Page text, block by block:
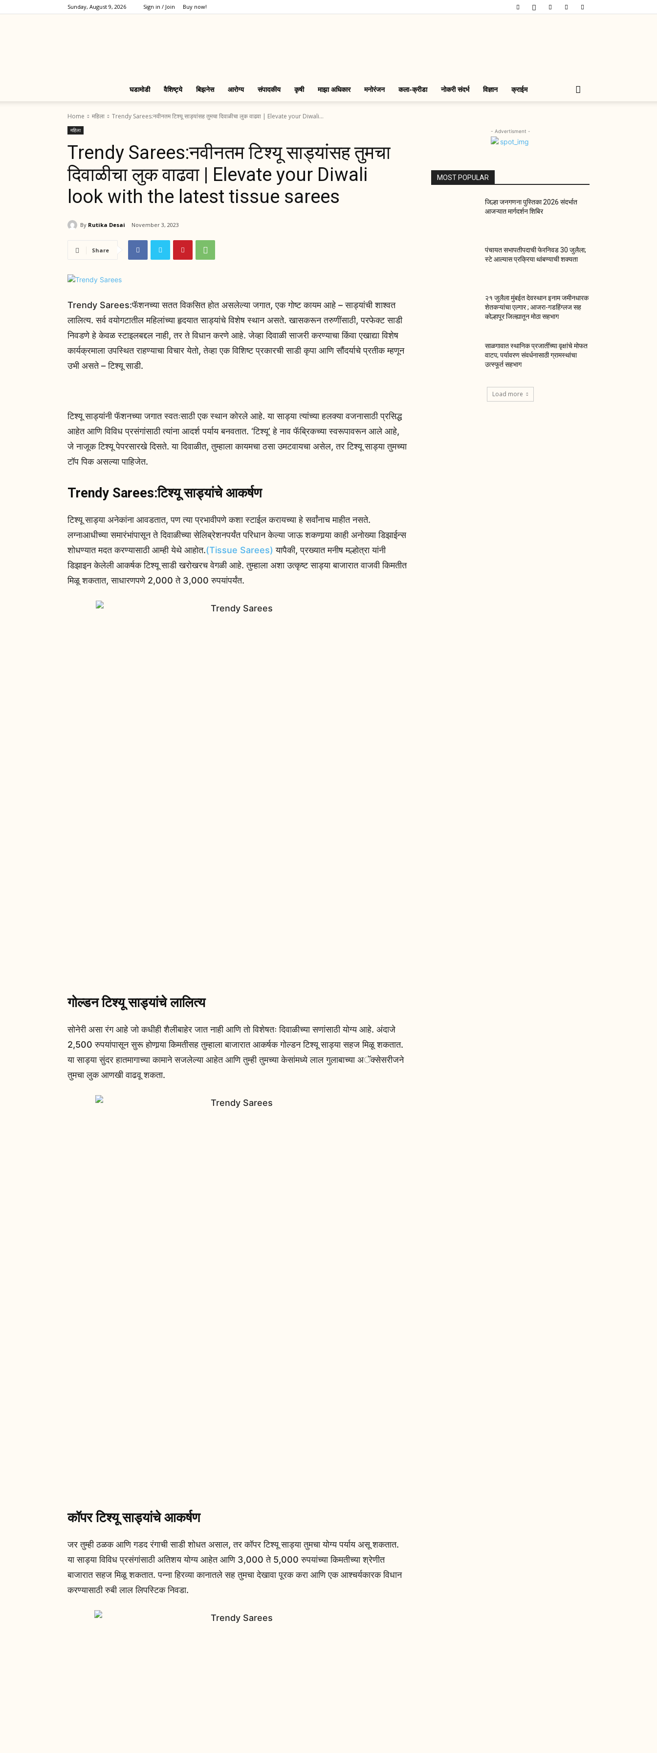
Sunday, August 9, 2026 Sign in / Join Buy now!
घडामोडी वैशिष्ट्ये बिझनेस आरोग्य संपादकीय कृषी माझा अधिकार मनोरंजन कला-क्रीडा नोकरी संदर्भ विज्ञान क्राईम
Home महिला Trendy Sarees:नवीनतम टिश्यू साड्यांसह तुमचा दिवाळीचा लुक वाढवा | Elevate your Diwali...
महिला
Trendy Sarees:नवीनतम टिश्यू साड्यांसह तुमचा
दिवाळीचा लुक वाढवा | Elevate your Diwali
look with the latest tissue sarees
By Rutika Desai November 3, 2023
Share
Trendy Sarees:फॅशनच्या सतत विकसित होत असलेल्या जगात, एक गोष्ट कायम आहे – साड्यांची शाश्वत
लालित्य. सर्व वयोगटातील महिलांच्या हृदयात साड्यांचे विशेष स्थान असते. खासकरून तरुणींसाठी, परफेक्ट साडी
निवडणे हे केवळ स्टाइलबद्दल नाही, तर ते विधान करणे आहे. जेव्हा दिवाळी साजरी करण्याचा किंवा एखाद्या विशेष
कार्यक्रमाला उपस्थित राहण्याचा विचार येतो, तेव्हा एक विशिष्ट प्रकारची साडी कृपा आणि सौंदर्याचे प्रतीक म्हणून
उभी असते – टिश्यू साडी.
टिश्यू साड्यांनी फॅशनच्या जगात स्वतःसाठी एक स्थान कोरले आहे. या साड्या त्यांच्या हलक्या वजनासाठी प्रसिद्ध
आहेत आणि विविध प्रसंगांसाठी त्यांना आदर्श पर्याय बनवतात. ‘टिश्यू’ हे नाव फॅब्रिकच्या स्वरूपावरून आले आहे,
जे नाजूक टिश्यू पेपरसारखे दिसते. या दिवाळीत, तुम्‍हाला कायमचा ठसा उमटवायचा असेल, तर टिश्यू साड्या तुमच्‍या
टॉप पिक असल्‍या पाहिजेत.
Trendy Sarees:टिश्यू साड्यांचे आकर्षण
टिश्यू साड्या अनेकांना आवडतात, पण त्या प्रभावीपणे कशा स्टाईल करायच्या हे सर्वांनाच माहीत नसते.
लग्नाआधीच्या समारंभांपासून ते दिवाळीच्या सेलिब्रेशनपर्यंत परिधान केल्या जाऊ शकणार्‍या काही अनोख्या डिझाईन्स
शोधण्यात मदत करण्यासाठी आम्ही येथे आहोत.(Tissue Sarees) यापैकी, प्रख्यात मनीष मल्होत्रा यांनी
डिझाइन केलेली आकर्षक टिश्यू साडी खरोखरच वेगळी आहे. तुम्हाला अशा उत्कृष्ट साड्या बाजारात वाजवी किमतीत
मिळू शकतात, साधारणपणे 2,000 ते 3,000 रुपयांपर्यंत.
गोल्डन टिश्यू साड्यांचे लालित्य
सोनेरी असा रंग आहे जो कधीही शैलीबाहेर जात नाही आणि तो विशेषतः दिवाळीच्या सणांसाठी योग्य आहे. अंदाजे
2,500 रुपयांपासून सुरू होणार्‍या किमतीसह तुम्हाला बाजारात आकर्षक गोल्डन टिश्यू साड्या सहज मिळू शकतात.
या साड्या सुंदर हातमागाच्या कामाने सजलेल्या आहेत आणि तुम्ही तुमच्या केसांमध्ये लाल गुलाबाच्या अॅक्सेसरीजने
तुमचा लुक आणखी वाढवू शकता.
कॉपर टिश्यू साड्यांचे आकर्षण
जर तुम्ही ठळक आणि गडद रंगाची साडी शोधत असाल, तर कॉपर टिश्यू साड्या तुमचा योग्य पर्याय असू शकतात.
या साड्या विविध प्रसंगांसाठी अतिशय योग्य आहेत आणि 3,000 ते 5,000 रुपयांच्या किमतीच्या श्रेणीत
बाजारात सहज मिळू शकतात. पन्ना हिरव्या कानातले सह तुमचा देखावा पूरक करा आणि एक आश्चर्यकारक विधान
करण्यासाठी रुबी लाल लिपस्टिक निवडा.
- Advertisment -
MOST POPULAR
जिल्हा जनगणना पुस्तिका 2026 संदर्भात
आजऱ्यात मार्गदर्शन शिबिर
पंचायत सभापतीपदाची फेरनिवड 30 जुलैला;
स्टे आल्यास प्रक्रिया थांबण्याची शक्यता
२१ जुलैला मुंबईत देवस्थान इनाम जमीनधारक
शेतकऱ्यांचा एल्गार ; आजरा-गडहिंग्लज सह
कोल्हापूर जिल्ह्यातून मोठा सहभाग
साळगावात स्थानिक प्रजातींच्या वृक्षांचे मोफत
वाटप; पर्यावरण संवर्धनासाठी ग्रामस्थांचा
उत्स्फूर्त सहभाग
Load more